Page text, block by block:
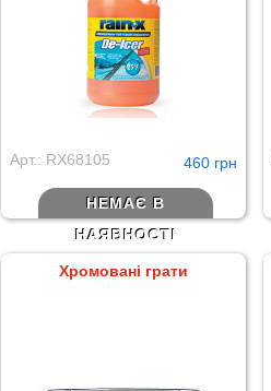
Арт.: RX68105 460 грн
НЕМАЄ В
НАЯВНОСТІ
Хромовані грати